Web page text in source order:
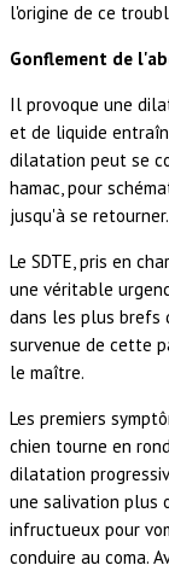
l'origine de ce
Gonflement de
Il provoque une
et de liquide
dilatation peut se
hamac, pour
jusqu'à se retourner.
Le SDTE, pris en
une véritable
dans les plus brefs
survenue de cette
le maître.
Les premiers
chien tourne en
dilatation
une salivation plus
infructueux pour
conduire au coma.